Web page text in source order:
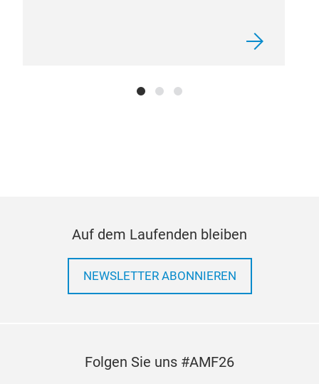
Auf dem Laufenden bleiben
NEWSLETTER ABONNIEREN
Folgen Sie uns #AMF26